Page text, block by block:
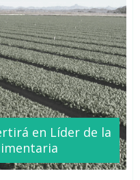
en Líder de la